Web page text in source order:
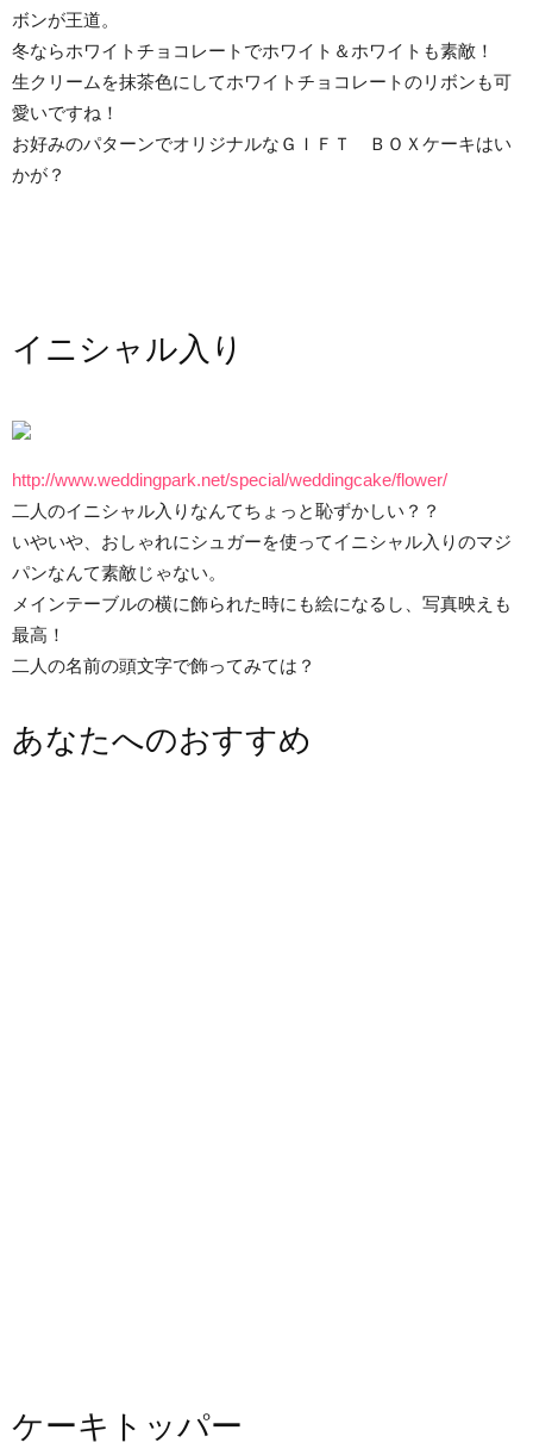
ボンが王道。
冬ならホワイトチョコレートでホワイト＆ホワイトも素敵！
生クリームを抹茶色にしてホワイトチョコレートのリボンも可
愛いですね！
お好みのパターンでオリジナルなＧＩＦＴ ＢＯＸケーキはい
かが？
イニシャル入り
http://www.weddingpark.net/special/weddingcake/flower/
二人のイニシャル入りなんてちょっと恥ずかしい？？
いやいや、おしゃれにシュガーを使ってイニシャル入りのマジ
パンなんて素敵じゃない。
メインテーブルの横に飾られた時にも絵になるし、写真映えも
最高！
二人の名前の頭文字で飾ってみては？
あなたへのおすすめ
ケーキトッパー